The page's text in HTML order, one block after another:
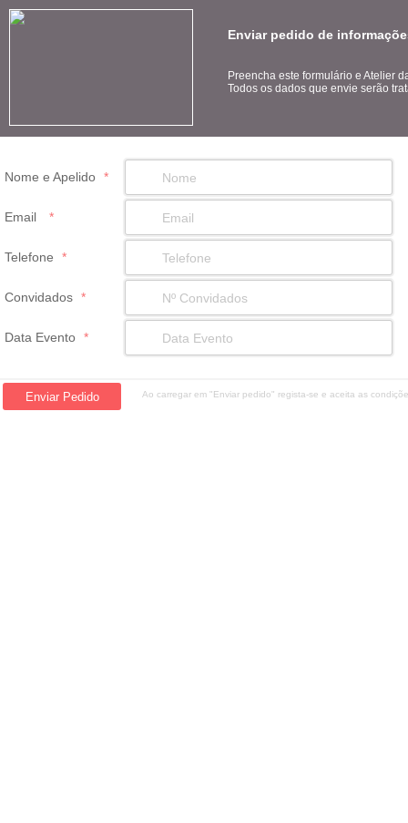
Enviar pedido de
Preencha este formulário e Atelier
Todos os dados que envie serão
Nome e Apelido *
Email *
Telefone *
Convidados *
Data Evento *
Ao carregar em "Enviar pedido" regista-se e aceita as